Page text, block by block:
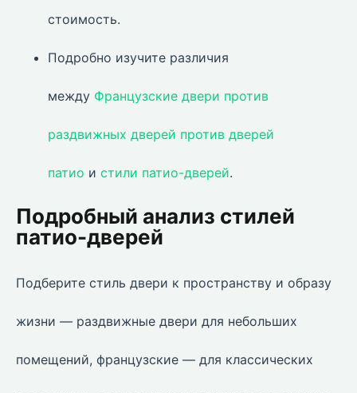
стоимость.
Подробно изучите различия
между Французские двери против
раздвижных дверей против дверей
патио и стили патио-дверей.
Подробный анализ стилей
патио-дверей
Подберите стиль двери к пространству и образу
жизни — раздвижные двери для небольших
помещений, французские — для классических